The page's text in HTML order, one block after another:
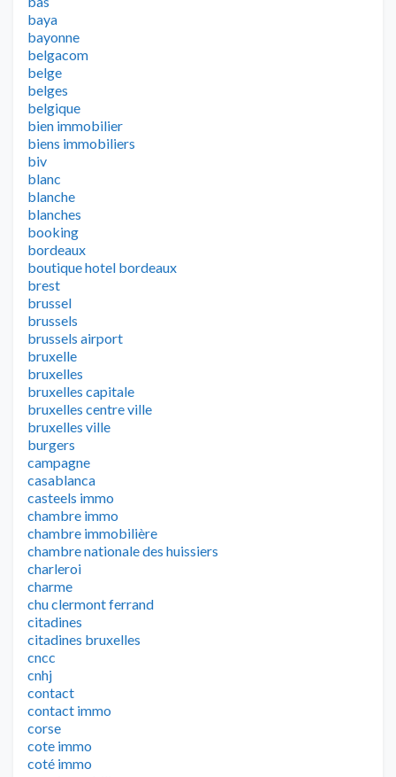
baya
bayonne
belgacom
belge
belges
belgique
bien immobilier
biens immobiliers
biv
blanc
blanche
blanches
booking
bordeaux
boutique hotel bordeaux
brest
brussel
brussels
brussels airport
bruxelle
bruxelles
bruxelles capitale
bruxelles centre ville
bruxelles ville
burgers
campagne
casablanca
casteels immo
chambre immo
chambre immobilière
chambre nationale des huissiers
charleroi
charme
chu clermont ferrand
citadines
citadines bruxelles
cncc
cnhj
contact
contact immo
corse
cote immo
coté immo